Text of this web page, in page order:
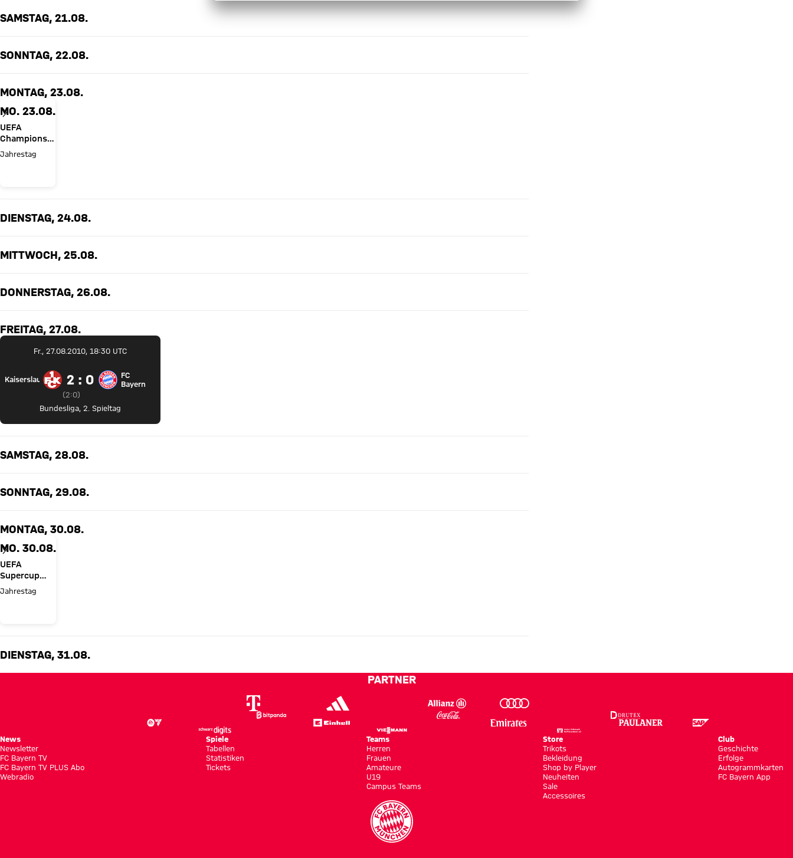
SAMSTAG, 21.08.
SONNTAG, 22.08.
MONTAG, 23.08.
MO. 23.08.
UEFA
Champions
League 2020
Jahrestag
DIENSTAG, 24.08.
MITTWOCH, 25.08.
DONNERSTAG, 26.08.
FREITAG, 27.08.
Fr., 27.08.2010, 18:30 UTC
1. FC Kaiserslautern gegen FC Bayern München
Kaiserslautern 2 zu 0
2 : 0
(Zwischenergebnis:
2 zu 0 nach Erste Halbzeit
2:0)
FC
Bayern
Bundesliga 2. Spieltag
SAMSTAG, 28.08.
SONNTAG, 29.08.
MONTAG, 30.08.
MO. 30.08.
UEFA
Supercup
2013
Jahrestag
DIENSTAG, 31.08.
PARTNER
News
Newsletter
FC Bayern TV
FC Bayern TV PLUS Abo
Webradio
Spiele
Tabellen
Statistiken
Tickets
Teams
Herren
Frauen
Amateure
U19
Campus Teams
Store
Trikots
Bekleidung
Shop by Player
Neuheiten
Sale
Accessoires
Club
Geschichte
Erfolge
Autogrammkarten
FC Bayern App